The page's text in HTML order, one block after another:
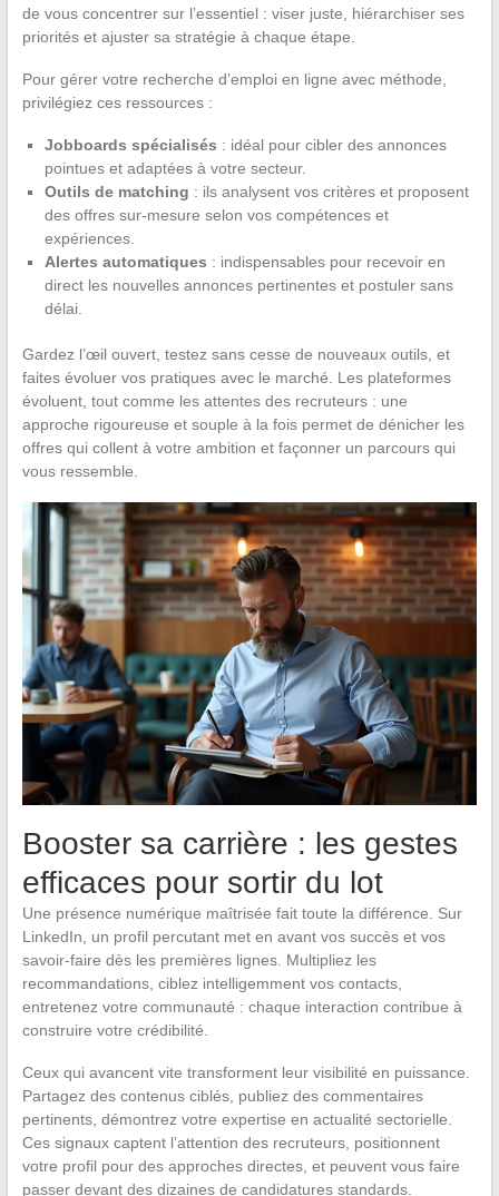
de vous concentrer sur l’essentiel : viser juste, hiérarchiser ses
priorités et ajuster sa stratégie à chaque étape.
Pour gérer votre recherche d’emploi en ligne avec méthode,
privilégiez ces ressources :
Jobboards spécialisés : idéal pour cibler des annonces
pointues et adaptées à votre secteur.
Outils de matching : ils analysent vos critères et proposent
des offres sur-mesure selon vos compétences et
expériences.
Alertes automatiques : indispensables pour recevoir en
direct les nouvelles annonces pertinentes et postuler sans
délai.
Gardez l’œil ouvert, testez sans cesse de nouveaux outils, et
faites évoluer vos pratiques avec le marché. Les plateformes
évoluent, tout comme les attentes des recruteurs : une
approche rigoureuse et souple à la fois permet de dénicher les
offres qui collent à votre ambition et façonner un parcours qui
vous ressemble.
Booster sa carrière : les gestes
efficaces pour sortir du lot
Une présence numérique maîtrisée fait toute la différence. Sur
LinkedIn, un profil percutant met en avant vos succès et vos
savoir-faire dès les premières lignes. Multipliez les
recommandations, ciblez intelligemment vos contacts,
entretenez votre communauté : chaque interaction contribue à
construire votre crédibilité.
Ceux qui avancent vite transforment leur visibilité en puissance.
Partagez des contenus ciblés, publiez des commentaires
pertinents, démontrez votre expertise en actualité sectorielle.
Ces signaux captent l’attention des recruteurs, positionnent
votre profil pour des approches directes, et peuvent vous faire
passer devant des dizaines de candidatures standards.